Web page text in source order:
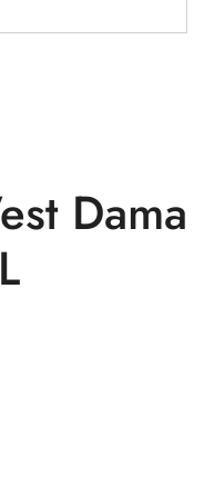
Dama